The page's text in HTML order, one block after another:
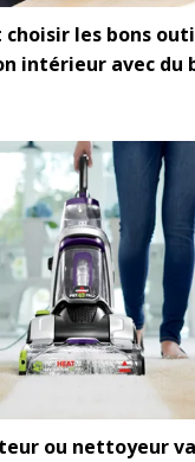
choisir les bons
intérieur avec du
ou nettoyeur